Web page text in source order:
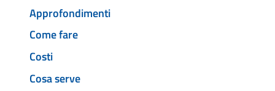
Approfondimenti
Come fare
Costi
Cosa serve